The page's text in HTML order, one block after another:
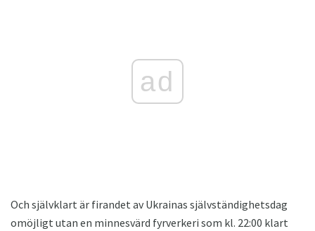
ad
Och självklart är firandet av Ukrainas självständighetsdag
omöjligt utan en minnesvärd fyrverkeri som kl. 22:00 klart